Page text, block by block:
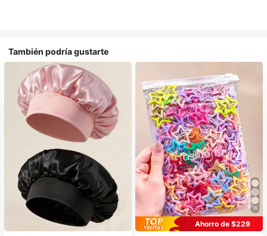
También podría gustarte
#1 Más vendidos
en Multicolor Gorros para el pelo para mujer
Establecido hace 1 año
16
Ahorro de $229